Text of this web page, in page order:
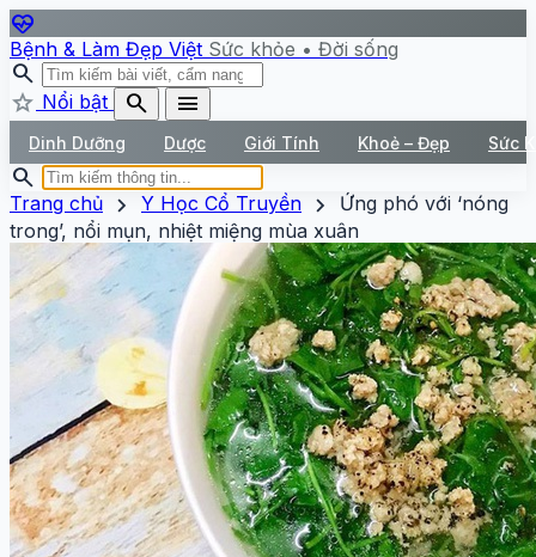
ecg_heart
Bệnh & Làm Đẹp Việt Sức khỏe • Đời sống
search
star Nổi bật search menu
Dinh Dưỡng Dược Giới Tính Khoẻ – Đẹp Sức
search
Trang chủ chevron_right Y Học Cổ Truyền chevron_right
Ứng phó với ‘nóng
trong’, nổi mụn, nhiệt miệng mùa xuân